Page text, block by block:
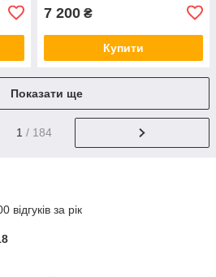
7 200 ₴
Купити
Показати ще
1 / 184
за рік